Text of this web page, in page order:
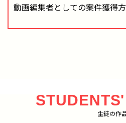
動画編集者としての案件獲得
生徒の作